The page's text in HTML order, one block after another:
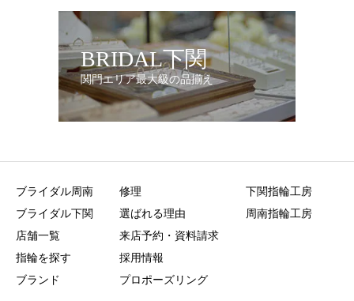
BRIDAL下関
関門エリア最大級の品揃え
ブライダル周南
ブライダル下関
店舗一覧
指輪を探す
ブランド
修理
選ばれる理由
来店予約・資料請求
採用情報
プロポーズリング
下関指輪工房
周南指輪工房